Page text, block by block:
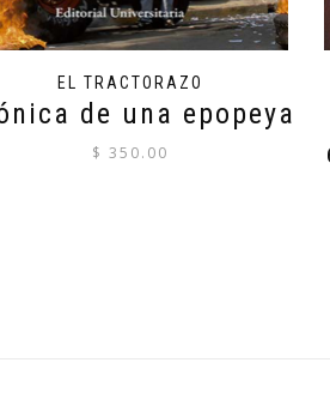
EL TRACTORAZO
de una epopeya
$ 350.00